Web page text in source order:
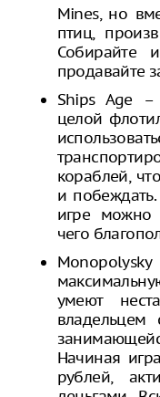
Mines, но
птиц,
Собирайте
продавайте
Ships Age –
целой
кораблей,
и побеждать.
игре можно
чего
умеют
владельцем
Начиная
рублей,